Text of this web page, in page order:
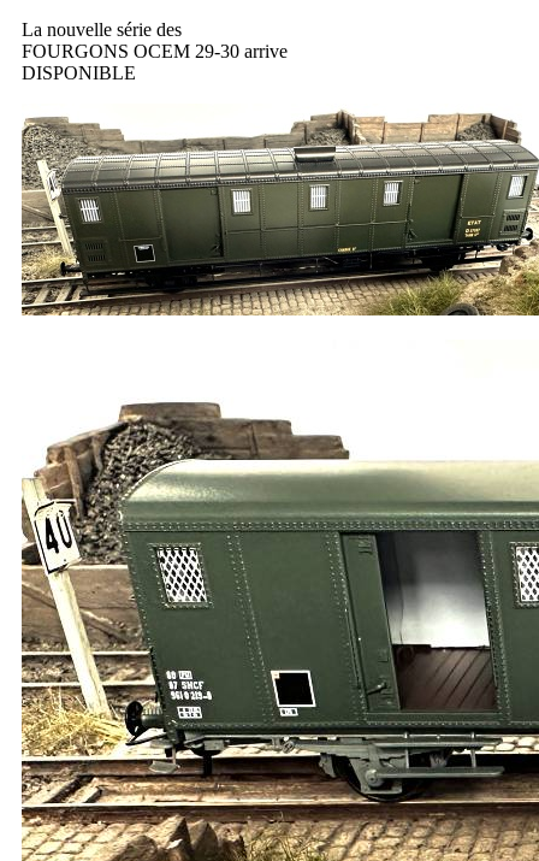
La nouvelle série des
FOURGONS OCEM 29-30 arrive
DISPONIBLE